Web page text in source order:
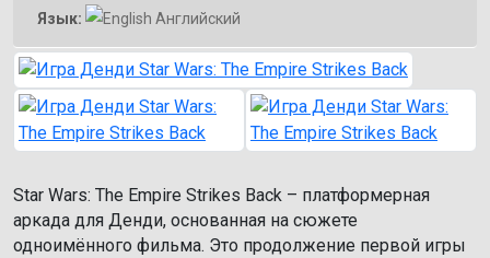
Язык:
Английский
Star Wars: The Empire Strikes Back – платформерная
аркада для Денди, основанная на сюжете
одноимённого фильма. Это продолжение первой игры